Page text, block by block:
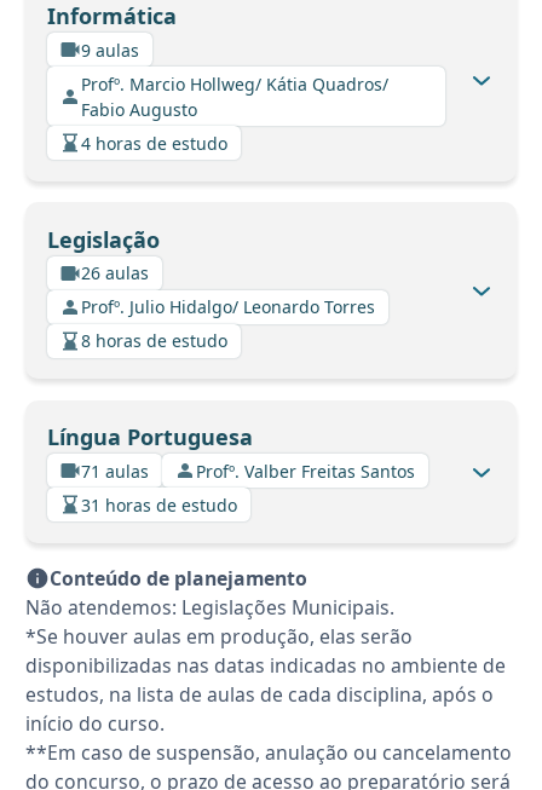
Informática
9 aulas
Profº. Marcio Hollweg/ Kátia Quadros/
Fabio Augusto
4 horas de estudo
Legislação
26 aulas
Profº. Julio Hidalgo/ Leonardo Torres
8 horas de estudo
Língua Portuguesa
71 aulas
Profº. Valber Freitas Santos
31 horas de estudo
Conteúdo de planejamento
Não atendemos: Legislações Municipais.
*Se houver aulas em produção, elas serão
disponibilizadas nas datas indicadas no ambiente de
estudos, na lista de aulas de cada disciplina, após o
início do curso.
**Em caso de suspensão, anulação ou cancelamento
do concurso, o prazo de acesso ao preparatório será